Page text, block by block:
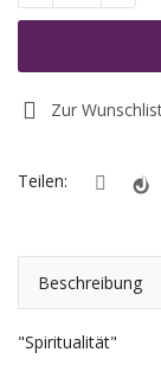
Standort
Zur
Teilen:
Beschreibung
"Spiritualität"